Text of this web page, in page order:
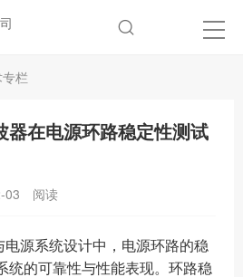
栏
器在电源环路稳定性测试
03 阅读
电源系统设计中，电源环路的稳
统的可靠性与性能表现。环路稳